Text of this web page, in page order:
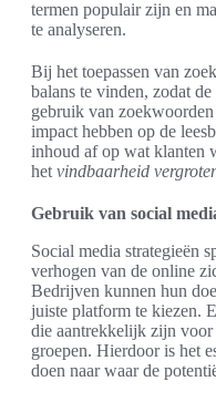
termen populair zijn en
te analyseren.
Bij het toepassen van
balans te vinden, zodat
gebruik van
impact hebben op de
inhoud af op wat klanten
het vindbaarheid
Gebruik van social
Social media strategieën
verhogen van de online
Bedrijven kunnen hun
juiste platform te kiezen.
die aantrekkelijk zijn
groepen. Hierdoor is het
doen naar waar de